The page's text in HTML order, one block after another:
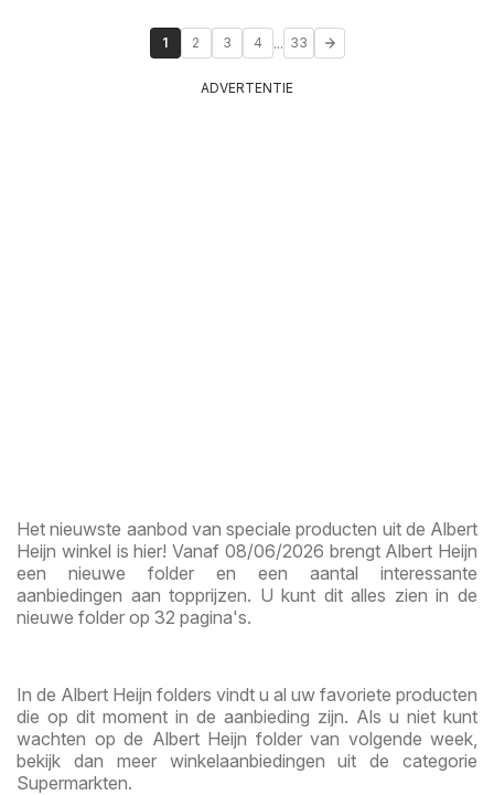
1 2 3 4 ... 33
ADVERTENTIE
Het nieuwste aanbod van speciale producten uit de Albert
Heijn winkel is hier! Vanaf 08/06/2026 brengt Albert Heijn
een nieuwe folder en een aantal interessante
aanbiedingen aan topprijzen. U kunt dit alles zien in de
nieuwe folder op 32 pagina's.
In de Albert Heijn folders vindt u al uw favoriete producten
die op dit moment in de aanbieding zijn. Als u niet kunt
wachten op de Albert Heijn folder van volgende week,
bekijk dan meer winkelaanbiedingen uit de categorie
Supermarkten.